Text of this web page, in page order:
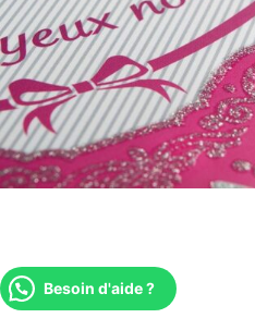
Besoin d'aide ?